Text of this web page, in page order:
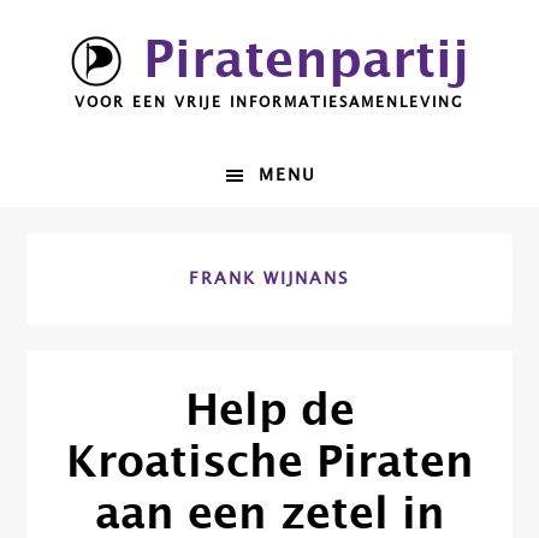
hoofdnavigatie
Piratenpartij
VOOR EEN VRIJE INFORMATIESAMENLEVING
MENU
FRANK WIJNANS
Help de
Kroatische Piraten
aan een zetel in